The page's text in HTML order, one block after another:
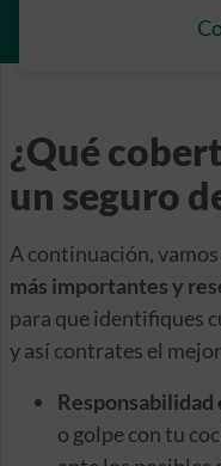
¿Qué
un seguro
A continuación,
más importantes y
para que identifiques
y así contrates el
Responsabilidad
o golpe con tu